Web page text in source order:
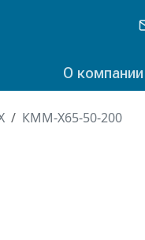
О компании
КММ-Х65-50-200